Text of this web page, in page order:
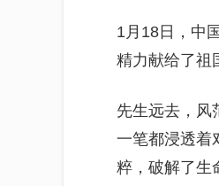
1月18日，中
精力献给了祖
先生远去，风
一笔都浸透着
粹，破解了生